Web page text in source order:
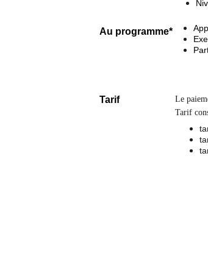
Au programme*
Tarif
Tarif
Le